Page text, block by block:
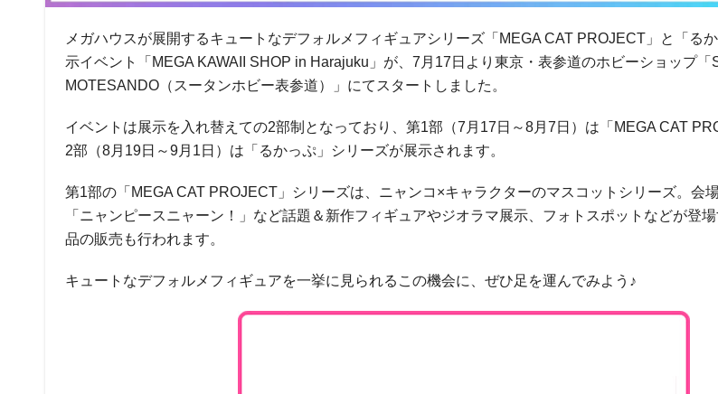
メガハウスが展開するキュートなデフォルメフィギュアシリーズ「MEGA CAT PROJECT」と「る
示イベント「MEGA KAWAII SHOP in Harajuku」が、7月17日より東京・表参道のホビーショップ「
MOTESANDO（スータンホビー表参道）」にてスタートしました。
イベントは展示を入れ替えての2部制となっており、第1部（7月17日～8月7日）は「MEGA CAT
2部（8月19日～9月1日）は「るかっぷ」シリーズが展示されます。
第1部の「MEGA CAT PROJECT」シリーズは、ニャンコ×キャラクターのマスコットシリーズ。会
「ニャンピースニャーン！」など話題＆新作フィギュアやジオラマ展示、フォトスポットなどが登
品の販売も行われます。
キュートなデフォルメフィギュアを一挙に見られるこの機会に、ぜひ足を運んでみよう♪